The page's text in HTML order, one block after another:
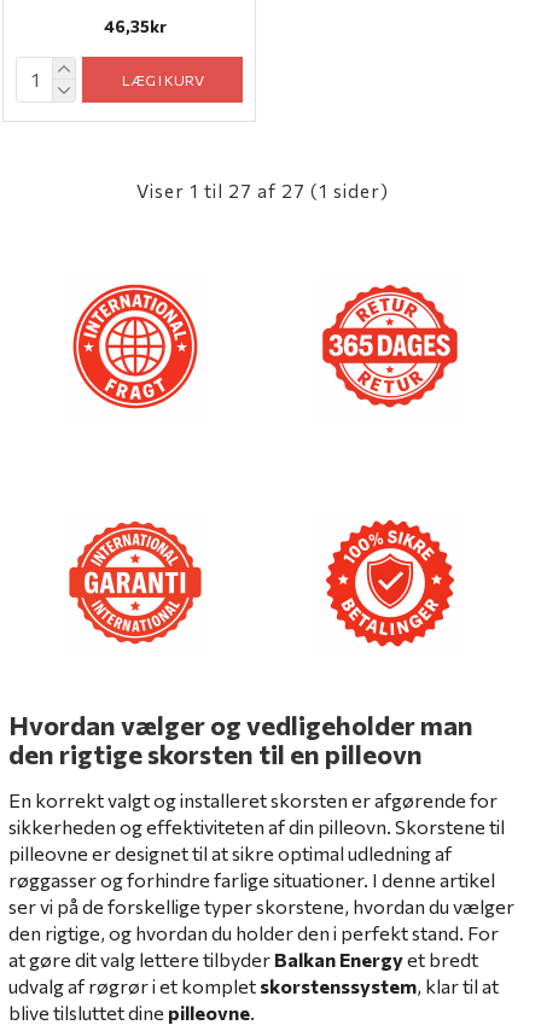
46,35kr
LÆG I KURV
Viser 1 til 27 af 27 (1 sider)
Hvordan vælger og vedligeholder man
den rigtige skorsten til en pilleovn
En korrekt valgt og installeret skorsten er afgørende for
sikkerheden og effektiviteten af din pilleovn. Skorstene til
pilleovne er designet til at sikre optimal udledning af
røggasser og forhindre farlige situationer. I denne artikel
ser vi på de forskellige typer skorstene, hvordan du vælger
den rigtige, og hvordan du holder den i perfekt stand. For
at gøre dit valg lettere tilbyder Balkan Energyet bredt
udvalg af røgrør i et komplet skorstenssystem, klar til at
blive tilsluttet dine pilleovne.